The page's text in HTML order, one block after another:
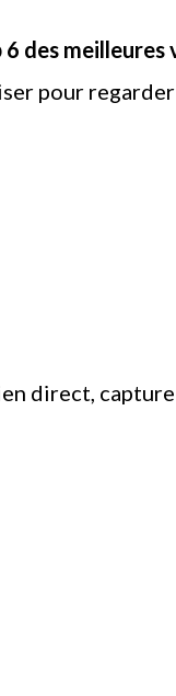
des meilleures
pour
direct,